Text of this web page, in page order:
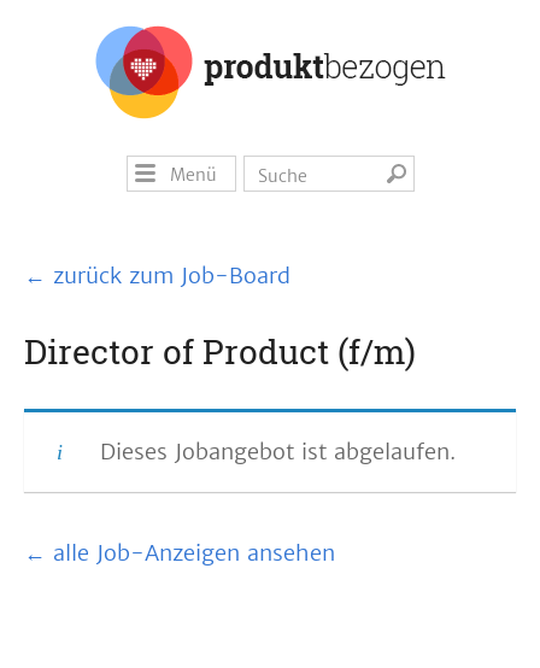
Menü
← zurück zum Job-Board
Director of Product (f/m)
Dieses Jobangebot ist abgelaufen.
← alle Job-Anzeigen ansehen